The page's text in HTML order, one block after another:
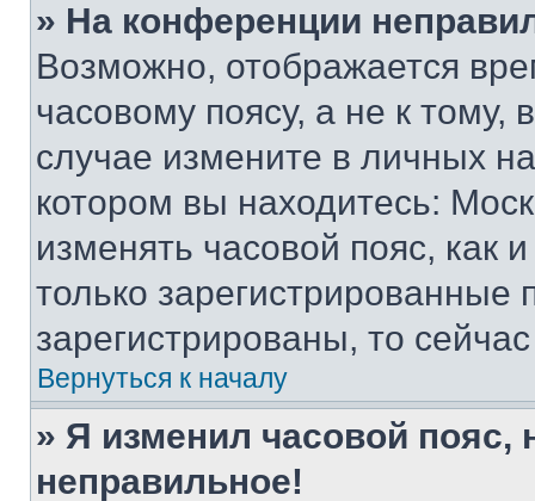
» На конференции
Возможно, отображается
часовому поясу, а не к тому,
случае измените в личных
котором вы находитесь:
изменять часовой пояс, как
только
зарегистрированы, то
Вернуться к началу
» Я изменил часовой пояс,
неправильное!